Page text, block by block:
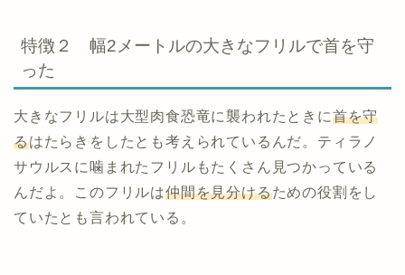
特徴２ 幅2メートルの大きなフリルで首を守
った
大きなフリルは大型肉食恐竜に襲われたときに首を守
るはたらきをしたとも考えられているんだ。ティラノ
サウルスに噛まれたフリルもたくさん見つかっている
んだよ。このフリルは仲間を見分けるための役割をし
ていたとも言われている。